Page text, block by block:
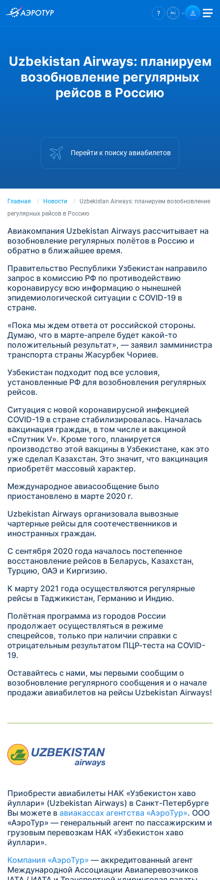
Uzbekistan Airways: планируем
возобновление регулярных
рейсов в Россию
Перейти к поиску авиабилетов
Главная Новости
Uzbekistan Airways: планируем возобновление
регулярных рейсов в Россию
Авиакомпания Uzbekistan Airways рассчитывает на
возобновление регулярных полётов в Россию и
обратно в ближайшее время.
Правительство Республики Узбекистан направило
запрос в комиссию РФ по противодействию
коронавирусу всю информацию о нынешней
эпидемиологической ситуации с COVID-19 в
стране.
«Пока мы ждем ответа от российской стороны.
Думаю, что в марте-апреле будет какой-то
положительный результат», — заявил замминистра
транспорта страны Жасурбек Чориев.
Узбекистан подходит под все условия,
установленные РФ для возобновления регулярных
рейсов.
Ситуация с новой коронавирусной инфекцией
COVID-19 в стране стабилизировалась. Началась
вакцинация граждан, в том числе и вакциной
«Спутник V». Кроме того, планируется
производство этой вакцины в Узбекистане, как это
уже сделал Казахстан. Это значит, что вакцинация
приобретёт массовый характер.
Международное авиасообщение было
приостановлено в марте 2020 г.
Uzbekistan Airways организовала вывозные
чартерные рейсы для соотечественников и
иностранных граждан.
С сентября 2020 года началось постепенное
восстановление рейсов в Беларусь, Казахстан,
Турцию, ОАЭ и Киргизию.
К марту 2021 года осуществляются регулярные
рейсы в Таджикистан, Германию и Индию.
Полётная программа из городов России
продолжает осуществляться в режиме
спецрейсов, только при наличии справки с
отрицательным результатом ПЦР-теста на COVID-
19.
Оставайтесь с нами, мы первыми сообщим о
возобновление регулярного сообщения и о начале
продажи авиабилетов на рейсы Uzbekistan Airways!
Приобрести авиабилеты НАК «Узбекистон хаво
йуллари» (Uzbekistan Airways) в Санкт-Петербурге
Вы можете в авиакассах агентства «АэроТур». ООО
«АэроТур» — генеральный агент по пассажирским и
грузовым перевозкам НАК «Узбекистон хаво
йуллари».
Компания «АэроТур» — аккредитованный агент
Международной Ассоциации Авиаперевозчиков